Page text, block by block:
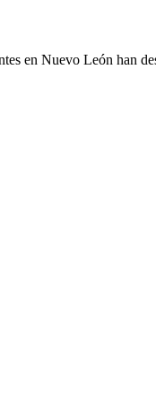
en Nuevo León han